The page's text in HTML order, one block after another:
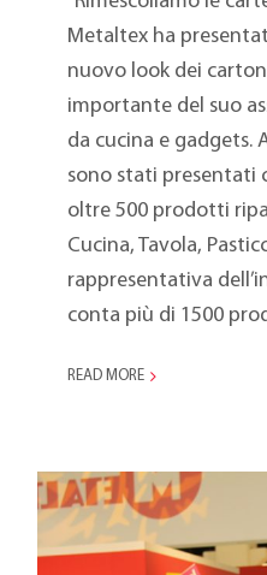
Metaltex ha
nuovo look dei
importante del suo
da cucina e gadgets.
sono stati presentati
oltre 500 prodotti
Cucina, Tavola,
rappresentativa
conta più di 1500
READ MORE